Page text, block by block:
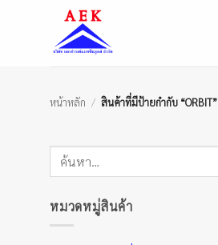
หน้าหลัก / สินค้าที่มีป้ายกำกับ “ORBIT”
ค้นหา:
หมวดหมู่สินค้า